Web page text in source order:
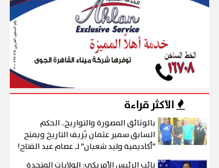
الأكثر قراءة
بالوثائق المصورة والتواريخ.. الحكم
السابق سمير عثمان يُزيف التاريخ ويمنح
"أكاديمية وليد شعبان" لـ عصام عبد الفتاح!
نائب الرئيس الأمريكي: الولايات المتحدة